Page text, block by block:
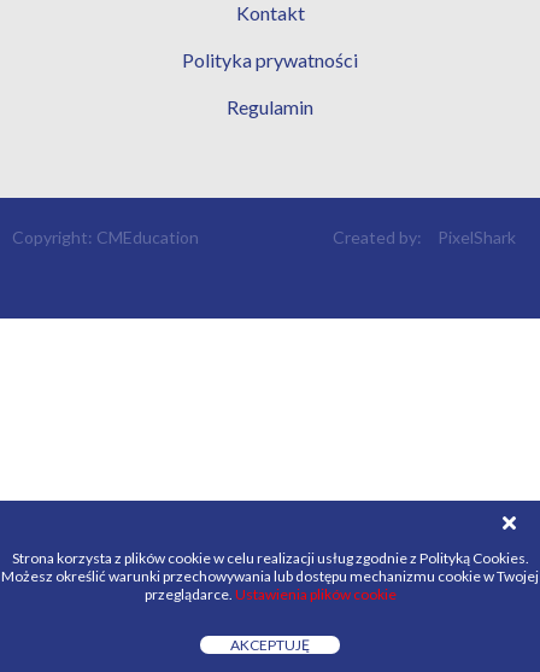
Strona korzysta z plików cookie w celu realizacji usług zgodnie z Polityką Cookies.
Możesz określić warunki przechowywania lub dostępu mechanizmu cookie w Twojej
przeglądarce. Ustawienia plików cookie
AKCEPTUJĘ
Kontakt
Polityka prywatności
Regulamin
Copyright: CMEducation Created by: PixelShark